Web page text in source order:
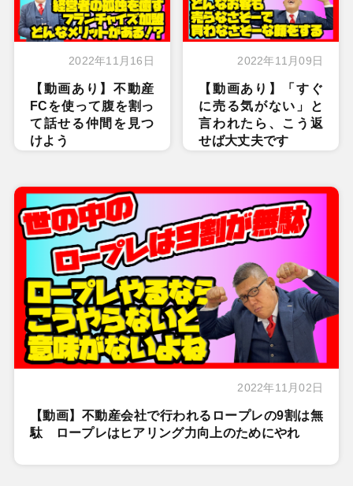
2022年11月16日
【動画あり】不動産
FCを使って腹を割っ
て話せる仲間を見つ
けよう
2022年11月09日
【動画あり】「すぐ
に売る気がない」と
言われたら、こう返
せば大丈夫です
2022年11月02日
【動画】不動産会社で行われるロープレの9割は無
駄 ロープレはヒアリング力向上のためにやれ